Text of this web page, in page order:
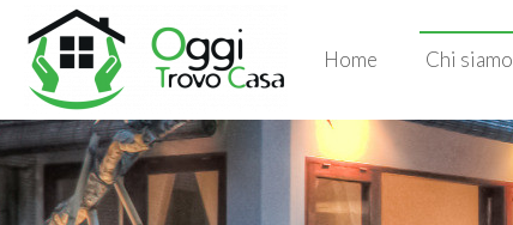
Home Chi siamo